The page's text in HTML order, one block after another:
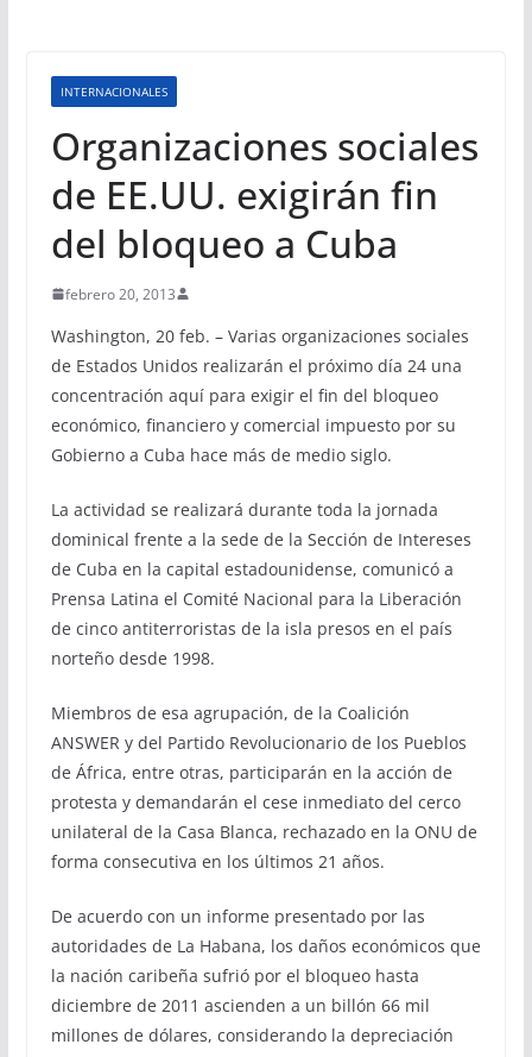
INTERNACIONALES
Organizaciones sociales
de EE.UU. exigirán fin
del bloqueo a Cuba
febrero 20, 2013
Washington, 20 feb. – Varias organizaciones sociales
de Estados Unidos realizarán el próximo día 24 una
concentración aquí para exigir el fin del bloqueo
económico, financiero y comercial impuesto por su
Gobierno a Cuba hace más de medio siglo.
La actividad se realizará durante toda la jornada
dominical frente a la sede de la Sección de Intereses
de Cuba en la capital estadounidense, comunicó a
Prensa Latina el Comité Nacional para la Liberación
de cinco antiterroristas de la isla presos en el país
norteño desde 1998.
Miembros de esa agrupación, de la Coalición
ANSWER y del Partido Revolucionario de los Pueblos
de África, entre otras, participarán en la acción de
protesta y demandarán el cese inmediato del cerco
unilateral de la Casa Blanca, rechazado en la ONU de
forma consecutiva en los últimos 21 años.
De acuerdo con un informe presentado por las
autoridades de La Habana, los daños económicos que
la nación caribeña sufrió por el bloqueo hasta
diciembre de 2011 ascienden a un billón 66 mil
millones de dólares, considerando la depreciación